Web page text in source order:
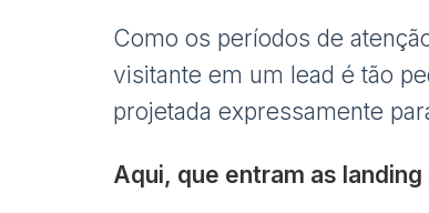
Como os períodos de
visitante em um lead é tão
projetada expressamente
Aqui, que entram as